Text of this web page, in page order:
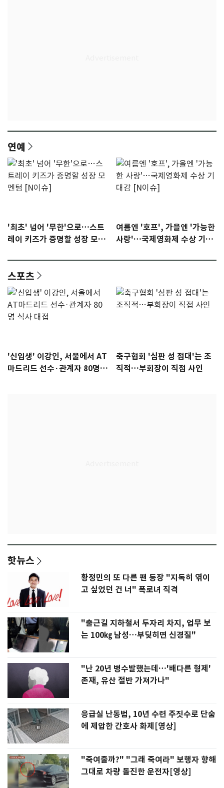
연예
'최초' 넘어 '무한'으로…스트
레이 키즈가 증명할 성장 모멘
여름엔 '호프', 가을엔 '가능한
사랑'…국제영화제 수상 기대
스포츠
'신입생' 이강인, 서울에서 AT
마드리드 선수·관계자 80명
축구협회 '심판 성 접대'는 조
직적…부회장이 직접 사인
핫뉴스
황정민의 또 다른 팬 등장 "지독히 엮이
고 싶었던 건 너" 폭로녀 직격
"출근길 지하철서 두자리 차지, 업무 보
는 100㎏ 남성…부딪히면 신경질"
"난 20년 병수발했는데…'배다른 형제'
존재, 유산 절반 가져가나"
응급실 난동범, 10년 수련 주짓수로 단숨
에 제압한 간호사 화제[영상]
"죽여줄까?" "그래 죽여라" 보행자 향해
그대로 차량 돌진한 운전자[영상]